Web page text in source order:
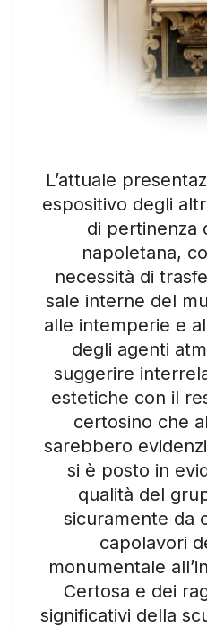
L’attuale
espositivo degli
di pertinenza
napoletana,
necessità di
sale interne del
alle intemperie e
degli agenti
suggerire
estetiche con il
certosino che
sarebbero
si è posto in
qualità del
sicuramente da
capolavori
monumentale
Certosa e dei
significativi della